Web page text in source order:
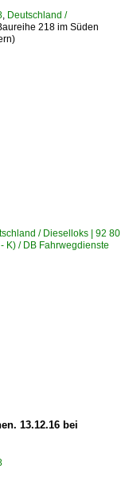
, Deutschland /
218 im Süden
/ Dieselloks | 92 80
K) / DB Fahrwegdienste
13.12.16 bei